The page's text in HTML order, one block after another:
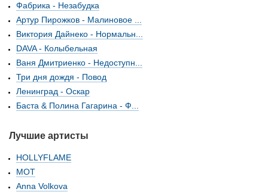
Фабрика - Незабудка
Артур Пирожков - Малиновое ...
Виктория Дайнеко - Нормальн...
DAVA - Колыбельная
Ваня Дмитриенко - Недоступн...
Три дня дождя - Повод
Ленинград - Оскар
Баста & Полина Гагарина - Ф...
Лучшие артисты
HOLLYFLAME
МОТ
Anna Volkova